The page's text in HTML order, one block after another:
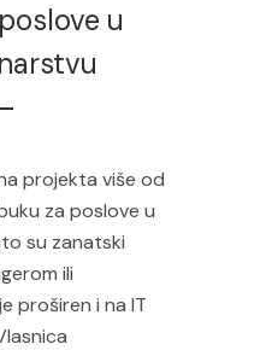
u
projekta više od
za poslove u
su zanatski
ili
proširen i na IT